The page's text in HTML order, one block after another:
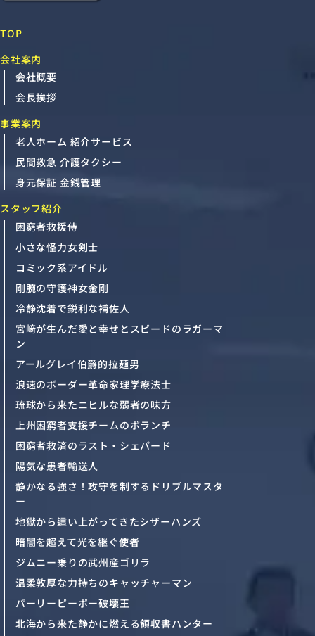
TOP
会社案内
会社概要
会長挨拶
事業案内
老人ホーム 紹介サービス
民間救急 介護タクシー
身元保証 金銭管理
スタッフ紹介
困窮者救援侍
小さな怪力女剣士
コミック系アイドル
剛腕の守護神女金剛
冷静沈着で鋭利な補佐人
宮﨑が生んだ愛と幸せとスピードのラガーマ
ン
アールグレイ伯爵的拉麺男
浪速のボーダー革命家理学療法士
琉球から来たニヒルな弱者の味方
上州困窮者支援チームのボランチ
困窮者救済のラスト・シェパード
陽気な患者輸送人
静かなる強さ！攻守を制するドリブルマスタ
ー
地獄から這い上がってきたシザーハンズ
暗闇を超えて光を継ぐ使者
ジムニー乗りの武州産ゴリラ
温柔敦厚な力持ちのキャッチャーマン
パーリーピーポー破壊王
北海から来た静かに燃える領収書ハンター